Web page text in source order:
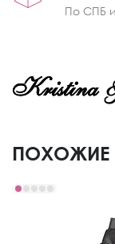
По СПБ
ПОХОЖИЕ